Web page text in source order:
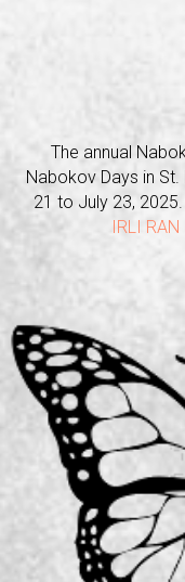
The annual
Nabokov Days in
21 to July 23,
IRLI